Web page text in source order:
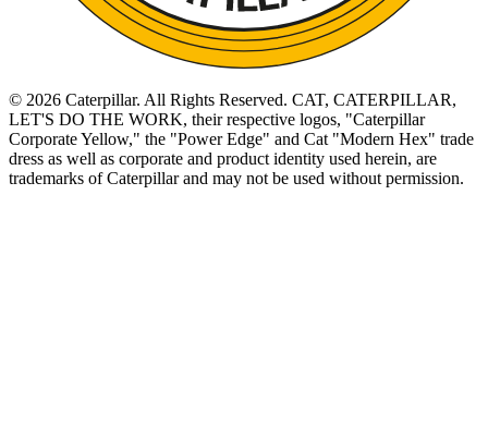
© 2026 Caterpillar. All Rights Reserved. CAT, CATERPILLAR,
LET'S DO THE WORK, their respective logos, "Caterpillar
Corporate Yellow," the "Power Edge" and Cat "Modern Hex" trade
dress as well as corporate and product identity used herein, are
trademarks of Caterpillar and may not be used without permission.